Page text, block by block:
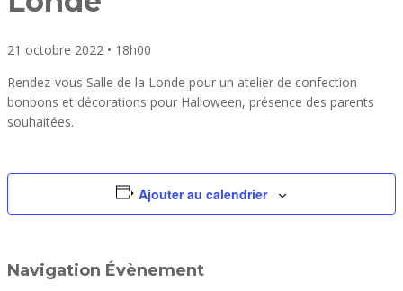
21 octobre 2022 • 18h00
Rendez-vous Salle de la Londe pour un atelier de confection
bonbons et décorations pour Halloween, présence des parents
souhaitées.
Ajouter au calendrier
Navigation Évènement